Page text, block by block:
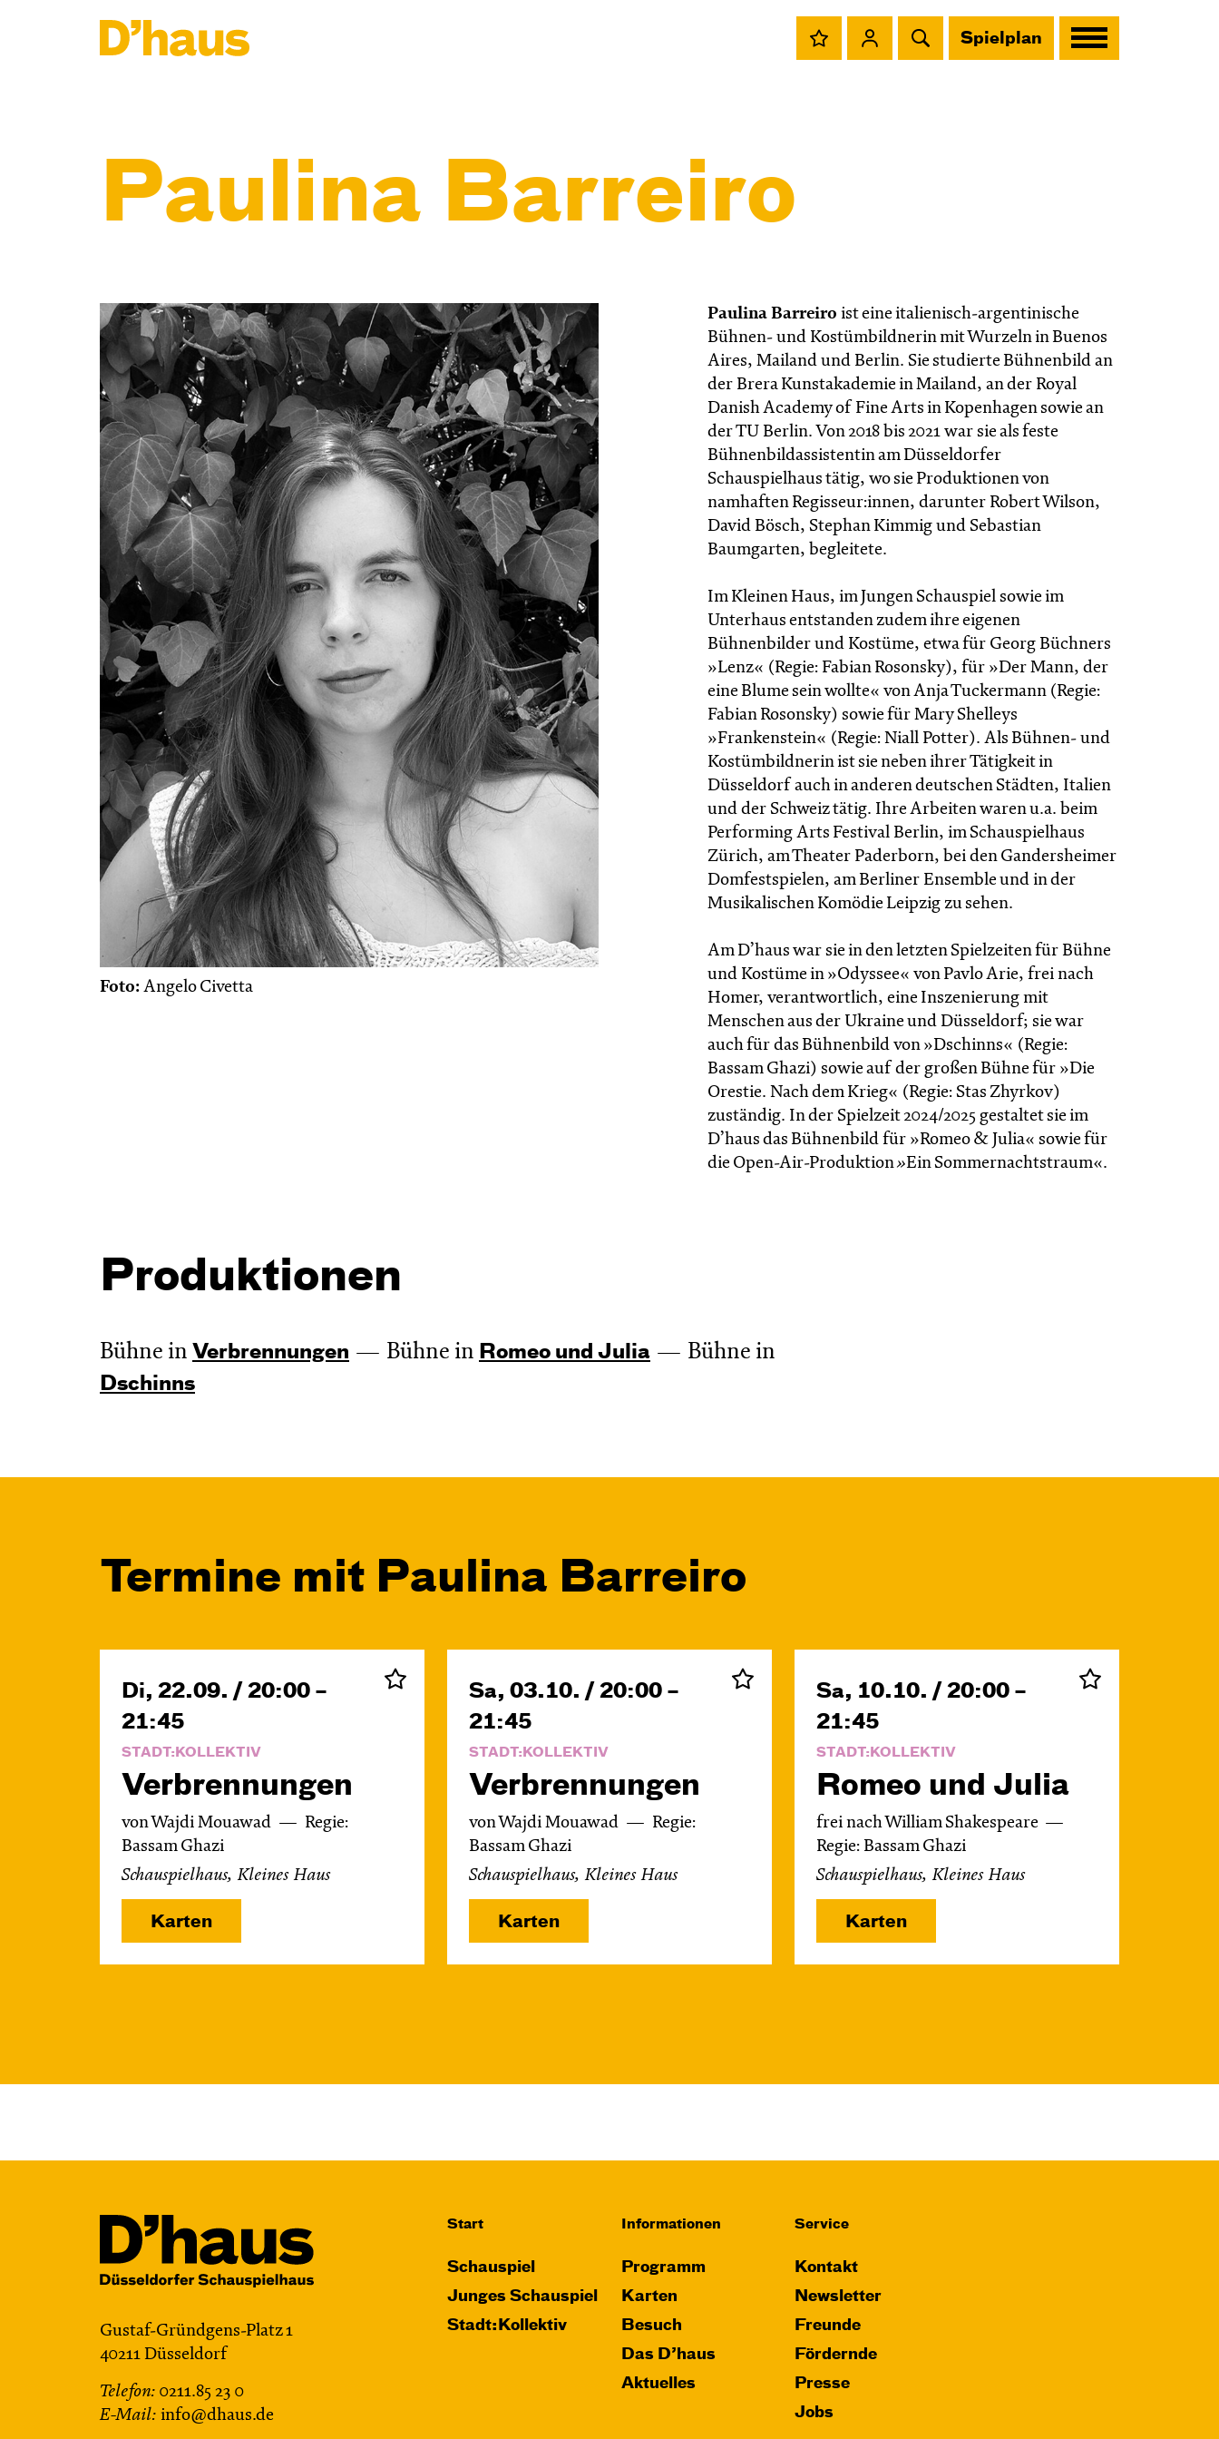
Spielplan
Paulina Barreiro
Foto: Angelo Civetta
Paulina Barreiroist eine italienisch-argentinische
Bühnen- und Kostümbildnerin mit Wurzeln in Buenos
Aires, Mailand und Berlin. Sie studierte Bühnenbild an
der Brera Kunstakademie in Mailand, an der Royal
Danish Academy of Fine Arts in Kopenhagen sowie an
der TU Berlin. Von 2018 bis 2021 war sie als feste
Bühnenbildassistentin am Düsseldorfer
Schauspielhaus tätig, wo sie Produktionen von
namhaften Regisseur:innen, darunter Robert Wilson,
David Bösch, Stephan Kimmig und Sebastian
Baumgarten, begleitete.
Im Kleinen Haus, im Jungen Schauspiel sowie im
Unterhaus entstanden zudem ihre eigenen
Bühnenbilder und Kostüme, etwa für Georg Büchners
»Lenz« (Regie: Fabian Rosonsky), für »Der Mann, der
eine Blume sein wollte« von Anja Tuckermann (Regie:
Fabian Rosonsky) sowie für Mary Shelleys
»Frankenstein« (Regie: Niall Potter). Als Bühnen- und
Kostümbildnerin ist sie neben ihrer Tätigkeit in
Düsseldorf auch in anderen deutschen Städten, Italien
und der Schweiz tätig. Ihre Arbeiten waren u.a. beim
Performing Arts Festival Berlin, im Schauspielhaus
Zürich, am Theater Paderborn, bei den Gandersheimer
Domfestspielen, am Berliner Ensemble und in der
Musikalischen Komödie Leipzig zu sehen.
Am D’haus war sie in den letzten Spielzeiten für Bühne
und Kostüme in »Odyssee« von Pavlo Arie, frei nach
Homer, verantwortlich, eine Inszenierung mit
Menschen aus der Ukraine und Düsseldorf; sie war
auch für das Bühnenbild von »Dschinns« (Regie:
Bassam Ghazi) sowie auf der großen Bühne für »Die
Orestie. Nach dem Krieg« (Regie: Stas Zhyrkov)
zuständig. In der Spielzeit 2024/2025 gestaltet sie im
D’haus das Bühnenbild für »Romeo & Julia« sowie für
die Open-Air-Produktion»Ein Sommernachtstraum«.
Produktionen
Bühne in Verbren­nungen Bühne in Romeo und Julia Bühne in
Dschinns
Termine mit Paulina Barreiro
Di, 22.09. / 20:00 –
21:45
STADT:KOLLEKTIV
Verbren­nungen
von Wajdi Mouawad
Regie:
Bassam Ghazi
Schauspielhaus, Kleines Haus
Karten
Sa, 03.10. / 20:00 –
21:45
STADT:KOLLEKTIV
Verbren­nungen
von Wajdi Mouawad
Regie:
Bassam Ghazi
Schauspielhaus, Kleines Haus
Karten
Sa, 10.10. / 20:00 –
21:45
STADT:KOLLEKTIV
Romeo und Julia
frei nach William Shakespeare
Regie: Bassam Ghazi
Schauspielhaus, Kleines Haus
Karten
Gustaf-Gründgens-Platz 1
40211 Düsseldorf
Telefon: 0211.85 23 0
E-Mail: info@dhaus.de
Start
Schauspiel
Junges Schauspiel
Stadt:Kollektiv
Informationen
Programm
Karten
Besuch
Das D’haus
Aktuelles
Service
Kontakt
Newsletter
Freunde
Fördernde
Presse
Jobs